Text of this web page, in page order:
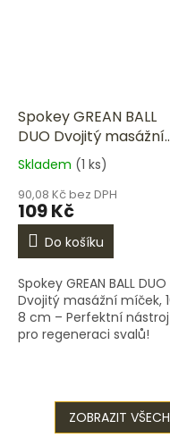
Spokey GREAN BALL
DUO Dvojitý masážní
míček, 16 x 8 cm
Průměrné
produktu
je
5,0
hvězdiček.
Skladem (1 ks)
90,08 Kč bez DPH
109 Kč
Do košíku
Spokey GREAN BALL
Dvojitý masážní míček,
8 cm – Perfektní nástroj
pro regeneraci svalů!
ZOBRAZIT